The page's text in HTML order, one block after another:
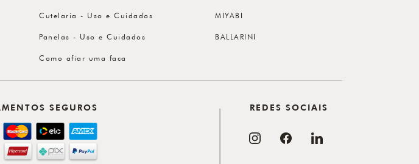
Cutelaria - Uso e Cuidados
Panelas - Uso e Cuidados
Como afiar uma faca
MIYABI
BALLARINI
SEGUROS REDES SOCIAIS